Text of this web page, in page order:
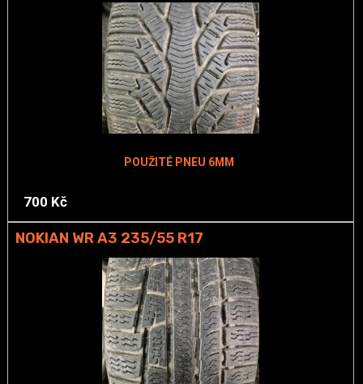
POUŽITÉ PNEU 6MM
700 Kč
NOKIAN WR A3 235/55 R17